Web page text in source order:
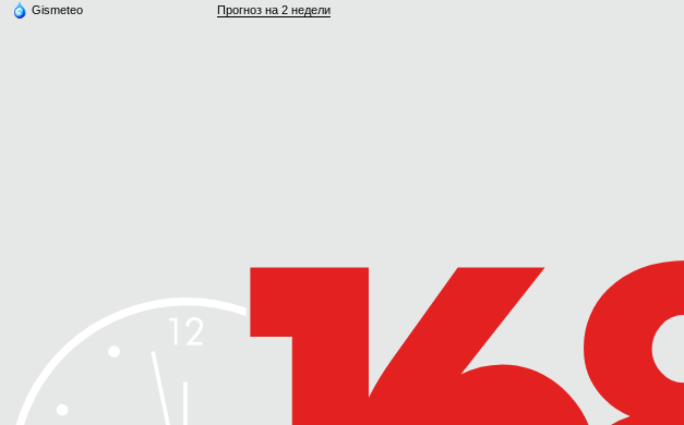
Gismeteo Прогноз на 2 недели